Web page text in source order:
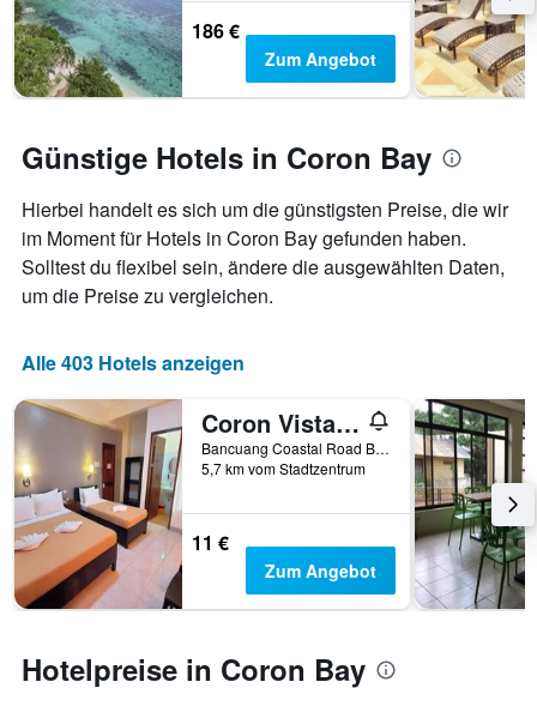
186 €
Zum Angebot
Günstige Hotels in Coron Bay
Hierbei handelt es sich um die günstigsten Preise, die wir
im Moment für Hotels in Coron Bay gefunden haben.
Solltest du flexibel sein, ändere die ausgewählten Daten,
um die Preise zu vergleichen.
Alle 403 Hotels anzeigen
Coron Vista Lodge
Bancuang Coastal Road Barangay Poblacion 5, Coron, Philippinen
5,7 km vom Stadtzentrum
11 €
Zum Angebot
Hotelpreise in Coron Bay